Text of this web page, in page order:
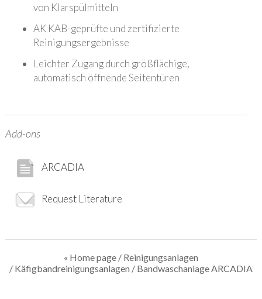
von Klarspülmitteln
AK KAB-geprüfte und zertifizierte
Reinigungsergebnisse
Leichter Zugang durch größflächige,
automatisch öffnende Seitentüren
Add-ons
ARCADIA
Request Literature
« Home page / Reinigungsanlagen
/ Käfigbandreinigungsanlagen / Bandwaschanlage ARCADIA